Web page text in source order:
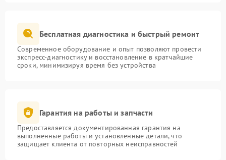
Бесплатная диагностика и быстрый ремонт
Современное оборудование и опыт позволяют провести
экспресс-диагностику и восстановление в кратчайшие
сроки, минимизируя время без устройства
Гарантия на работы и запчасти
Предоставляется документированная гарантия на
выполненные работы и установленные детали, что
защищает клиента от повторных неисправностей